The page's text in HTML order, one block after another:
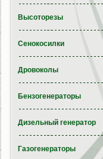
Высоторезы
Сенокосилки
Дровоколы
Бензогенераторы
Дизельный генератор
Газогенераторы